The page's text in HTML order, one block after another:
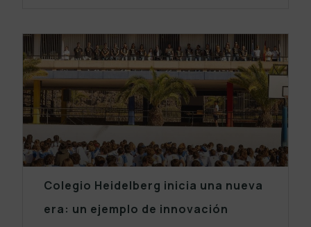
Colegio Heidelberg inicia una nueva
era: un ejemplo de innovación